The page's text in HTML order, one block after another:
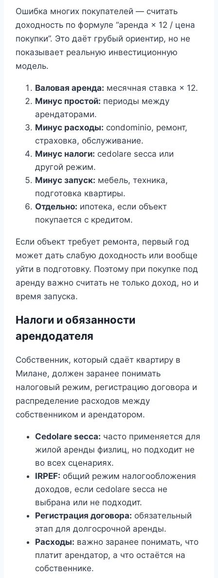
Ошибка многих покупателей — считать
доходность по формуле “аренда × 12 / цена
покупки”. Это даёт грубый ориентир, но не
показывает реальную инвестиционную
модель.
Валовая аренда: месячная ставка × 12.
Минус простой: периоды между
арендаторами.
Минус расходы: condominio, ремонт,
страховка, обслуживание.
Минус налоги: cedolare secca или
другой режим.
Минус запуск: мебель, техника,
подготовка квартиры.
Отдельно: ипотека, если объект
покупается с кредитом.
Если объект требует ремонта, первый год
может дать слабую доходность или вообще
уйти в подготовку. Поэтому при покупке под
аренду важно считать не только доход, но и
время запуска.
Налоги и обязанности
арендодателя
Собственник, который сдаёт квартиру в
Милане, должен заранее понимать
налоговый режим, регистрацию договора и
распределение расходов между
собственником и арендатором.
Cedolare secca: часто применяется для
жилой аренды физлиц, но подходит не
во всех сценариях.
IRPEF: общий режим налогообложения
доходов, если cedolare secca не
выбрана или не подходит.
Регистрация договора: обязательный
этап для долгосрочной аренды.
Расходы: важно заранее понимать, что
платит арендатор, а что остаётся на
собственнике.